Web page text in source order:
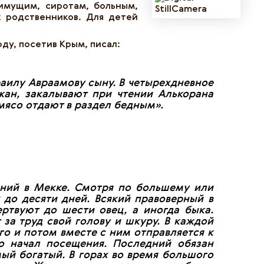
сиротам, больным,
Для детей
посетив Крым, писал:
Авраамову сыну. В четырехдневное
закалывают при чтении Алькорана
отдают в раздел бедным».
в Мекке. Смотря по большему или
до десяти дней. Всякий правоверный в
до шести овец, а иногда быка.
труд свой голову и шкуру. В каждой
и потом вместе с ним отправляется к
начал посещения. Последний обязан
богатый. В горах во время большого